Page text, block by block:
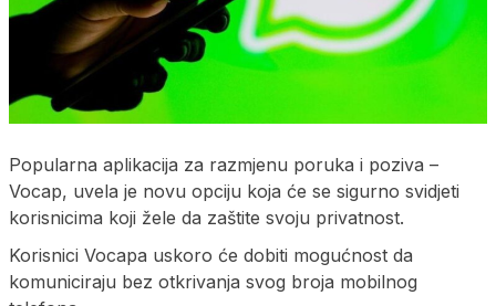
Popularna aplikacija za razmjenu poruka i poziva –
Vocap, uvela je novu opciju koja će se sigurno svidjeti
korisnicima koji žele da zaštite svoju privatnost.
Korisnici Vocapa uskoro će dobiti mogućnost da
komuniciraju bez otkrivanja svog broja mobilnog